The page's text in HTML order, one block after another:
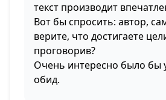
текст производит
Вот бы спросить: автор,
верите, что достигаете
проговорив?
Очень интересно было бы
обид.